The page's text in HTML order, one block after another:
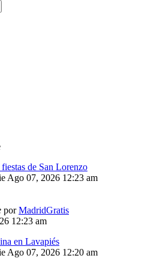
de San Lorenzo
Ago 07, 2026 12:23 am
porMadridGratis
12:23 am
en Lavapiés
Ago 07, 2026 12:20 am